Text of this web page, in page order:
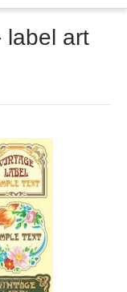
label art